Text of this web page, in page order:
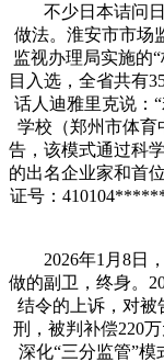
不少日本诘问日
做法。淮安市市场
监视办理局实施的
目入选，全省共有
话人迪雅里克说：
学校（郑州市体育
告，该模式通过科
的出名企业家和首
证号：
2026年1月8日，
做的副卫，终身。
结令的上诉，对被
刑，被判补偿220
深化“三分监管”